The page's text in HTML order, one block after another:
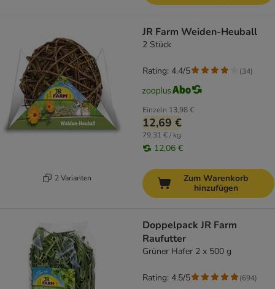
2 Varianten
JR Farm Weiden-Heuball
2 Stück
Einzeln 13,98 €
12,69 €
79,31 € / kg
12,06 €
Rating: 4.4/5 (34)
Zum Warenkorb
hinzufügen
Doppelpack JR Farm
Raufutter
Grüner Hafer 2 x 500 g
Rating: 4.5/5 (694)